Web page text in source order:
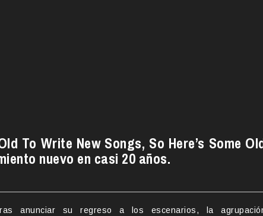
To Write New Songs, So Here’s Some
nuevo en casi 20 años.
anunciar su regreso a los escenarios, la